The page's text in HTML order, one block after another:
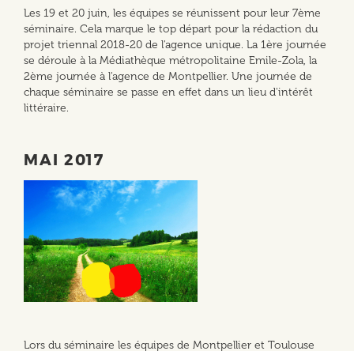
Les 19 et 20 juin, les équipes se réunissent pour leur 7ème
séminaire. Cela marque le top départ pour la rédaction du
projet triennal 2018-20 de l'agence unique. ​La 1ère journée
se déroule à la Médiathèque métropolitaine Emile-Zola, la
2ème journée à l'agence de Montpellier. Une journée de
chaque séminaire se passe en effet dans un lieu d'intérêt
littéraire.
MAI 2017
Lors du séminaire les équipes de Montpellier et Toulouse